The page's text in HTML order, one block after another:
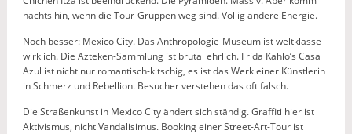
nachts hin, wenn die Tour-Gruppen weg sind. Völlig andere Energie.
Noch besser: Mexico City. Das Anthropologie-Museum ist weltklasse –
wirklich. Die Azteken-Sammlung ist brutal ehrlich. Frida Kahlo’s Casa
Azul ist nicht nur romantisch-kitschig, es ist das Werk einer Künstlerin
in Schmerz und Rebellion. Besucher verstehen das oft falsch.
Die Straßenkunst in Mexico City ändert sich ständig. Graffiti hier ist
Aktivismus, nicht Vandalisimus. Booking einer Street-Art-Tour ist